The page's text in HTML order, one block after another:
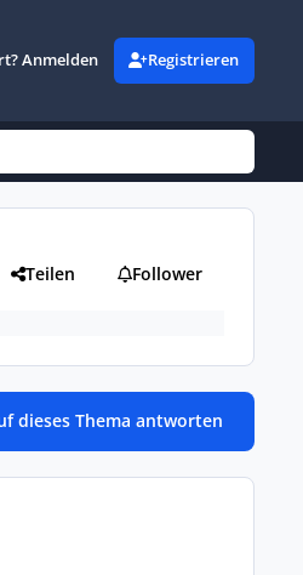
Anmelden Registrieren
Teilen Follower
dieses Thema antworten